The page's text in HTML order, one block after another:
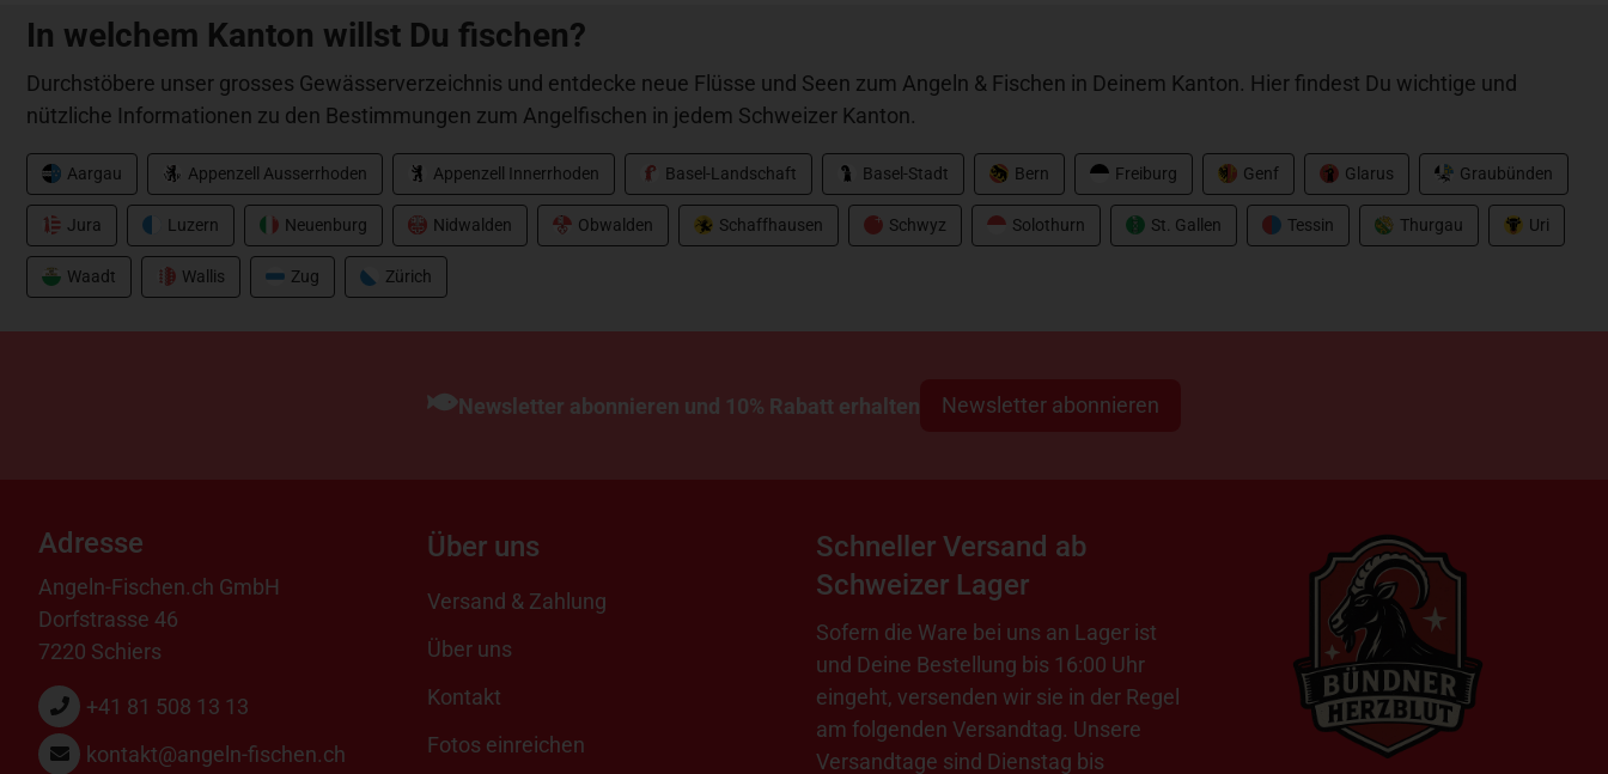
In welchem Kanton willst Du fischen?
Durchstöbere unser grosses Gewässerverzeichnis und entdecke neue Flüsse und Seen zum Angeln & Fischen in Deinem Kanton. Hier findest Du wichtige und
nützliche Informationen zu den Bestimmungen zum Angelfischen in jedem Schweizer Kanton.
Aargau Appenzell Ausserrhoden Appenzell Innerrhoden Basel-Landschaft Basel-Stadt Bern Freiburg Genf Glarus Graubünden
Jura Luzern Neuenburg Nidwalden Obwalden Schaffhausen Schwyz Solothurn St. Gallen Tessin Thurgau Uri
Waadt Wallis Zug Zürich
Newsletter abonnieren und 10% Rabatt erhalten Newsletter abonnieren
Adresse
Angeln-Fischen.ch GmbH
Dorfstrasse 46
7220 Schiers
+41 81 508 13 13
kontakt@angeln-fischen.ch
Über uns
Versand & Zahlung
Über uns
Kontakt
Fotos einreichen
Schneller Versand ab
Schweizer Lager
Sofern die Ware bei uns an Lager ist
und Deine Bestellung bis 16:00 Uhr
eingeht, versenden wir sie in der Regel
am folgenden Versandtag. Unsere
Versandtage sind Dienstag bis